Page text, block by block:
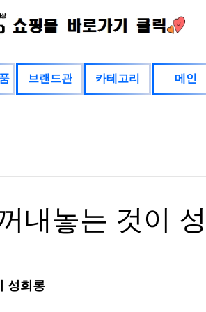
브랜드관 카테고리 메인
내놓는 것이
성희롱